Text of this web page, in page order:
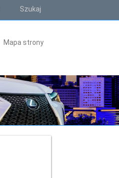
Szukaj
Mapa strony